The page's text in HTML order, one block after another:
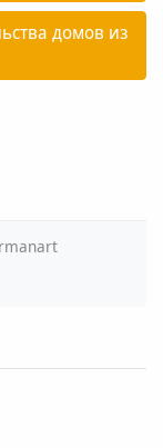
домов из